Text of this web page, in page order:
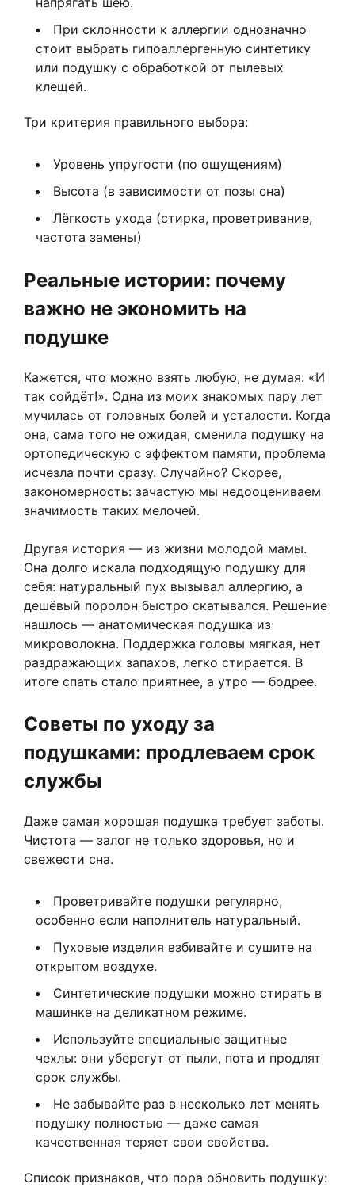
При склонности к аллергии однозначно
стоит выбрать гипоаллергенную синтетику
или подушку с обработкой от пылевых
клещей.
Три критерия правильного выбора:
Уровень упругости (по ощущениям)
Высота (в зависимости от позы сна)
Лёгкость ухода (стирка, проветривание,
частота замены)
Реальные истории: почему
важно не экономить на
подушке
Кажется, что можно взять любую, не думая: «И
так сойдёт!». Одна из моих знакомых пару лет
мучилась от головных болей и усталости. Когда
она, сама того не ожидая, сменила подушку на
ортопедическую с эффектом памяти, проблема
исчезла почти сразу. Случайно? Скорее,
закономерность: зачастую мы недооцениваем
значимость таких мелочей.
Другая история — из жизни молодой мамы.
Она долго искала подходящую подушку для
себя: натуральный пух вызывал аллергию, а
дешёвый поролон быстро скатывался. Решение
нашлось — анатомическая подушка из
микроволокна. Поддержка головы мягкая, нет
раздражающих запахов, легко стирается. В
итоге спать стало приятнее, а утро — бодрее.
Советы по уходу за
подушками: продлеваем срок
службы
Даже самая хорошая подушка требует заботы.
Чистота — залог не только здоровья, но и
свежести сна.
Проветривайте подушки регулярно,
особенно если наполнитель натуральный.
Пуховые изделия взбивайте и сушите на
открытом воздухе.
Синтетические подушки можно стирать в
машинке на деликатном режиме.
Используйте специальные защитные
чехлы: они уберегут от пыли, пота и продлят
срок службы.
Не забывайте раз в несколько лет менять
подушку полностью — даже самая
качественная теряет свои свойства.
Список признаков, что пора обновить подушку: